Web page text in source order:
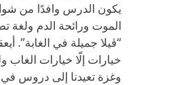
يكون الدرس وافدًا من
الموت ورائحة الدم ولغة
“ڤيلا جميلة في الغابة”.
خيارات إلّا خيارات الغاب
وغزة تعيدنا إلى دروس